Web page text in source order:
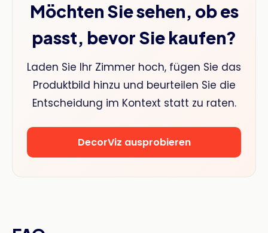
Möchten Sie sehen, ob es
passt, bevor Sie kaufen?
Laden Sie Ihr Zimmer hoch, fügen Sie das
Produktbild hinzu und beurteilen Sie die
Entscheidung im Kontext statt zu raten.
DecorViz ausprobieren